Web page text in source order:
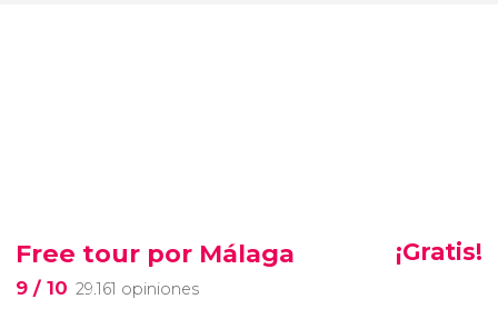
Free tour por Málaga
9 / 10 29.161 opiniones
¡Gratis!